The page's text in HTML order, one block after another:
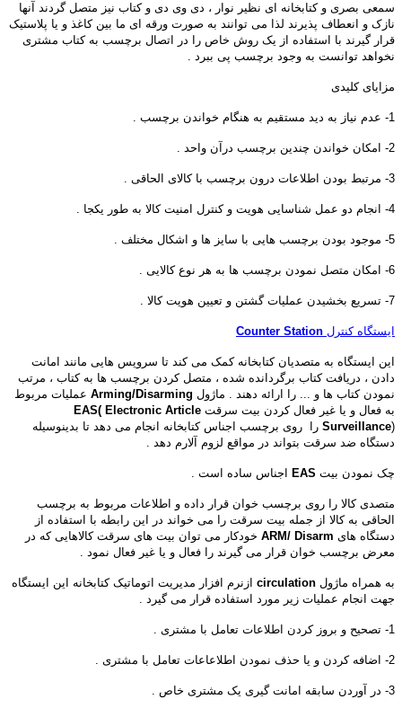
سمعی بصری و کتابخانه ای نظیر نوار ، دی وی دی و کتاب نیز متصل گردند آنها
نازک و انعطاف پذیرند لذا می توانند به صورت ورقه ای ما بین کاغذ و یا پلاستیک
قرار گیرند با استفاده از یک روش خاص را در اتصال برچسب به کتاب مشتری
نخواهد توانست به وجود برچسب پی ببرد .
مزایای کلیدی
1- عدم نیاز به دید مستقیم به هنگام خواندن برچسب .
2- امکان خواندن چندین برچسب درآن واحد .
3- مرتبط بودن اطلاعات درون برچسب با کالای الحاقی .
4- انجام دو عمل شناسایی هویت و کنترل امنیت کالا به طور یکجا .
5- موجود بودن برچسب هایی با سایز ها و اشکال مختلف .
6- امکان متصل نمودن برچسب ها به هر نوع کالایی .
7- تسریع بخشیدن عملیات گشتن و تعیین هویت کالا .
ایستگاه کنترل Counter Station
این ایستگاه به متصدیان کتابخانه کمک می کند تا سرویس هایی مانند امانت
دادن ، دریافت کتاب برگردانده شده ، متصل کردن برچسب ها به کتاب ، مرتب
نمودن کتاب ها و ... را ارائه دهند . ماژول Arming/Disarming عملیات مربوط
به فعال و یا غیر فعال کردن بیت سرقت EAS( Electronic Article
Surveillance ) را روی برچسب اجناس کتابخانه انجام می دهد تا بدینوسیله
دستگاه ضد سرقت بتواند در مواقع لزوم آلارم دهد .
چک نمودن بیت EAS اجناس ساده است .
متصدی کالا را روی برچسب خوان قرار داده و اطلاعات مربوط به برچسب
الحاقی به کالا از جمله بیت سرقت را می خواند در این رابطه با استفاده از
دستگاه های ARM/ Disarm خودکار می توان بیت های سرقت کالاهایی که در
معرض برچسب خوان قرار می گیرند را فعال و یا غیر فعال نمود .
به همراه ماژول circulation ازنرم افزار مدیریت اتوماتیک کتابخانه این ایستگاه
جهت انجام عملیات زیر مورد استفاده قرار می گیرد .
1- تصحیح و بروز کردن اطلاعات تعامل با مشتری .
2- اضافه کردن و یا حذف نمودن اطلاعاعات تعامل با مشتری .
3- در آوردن سابقه امانت گیری یک مشتری خاص .